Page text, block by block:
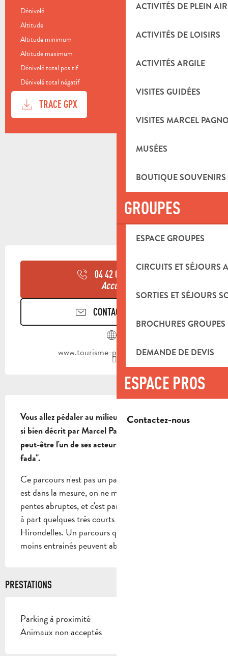
ACTIVITÉS DE PLEIN AIR
ACTIVITÉS DE LOISIRS
ACTIVITÉS ARGILE
VISITES GUIDÉES
VISITES MARCEL
MUSÉES
BOUTIQUE
GROUPES
ESPACE GROUPES
CIRCUITS ET SÉJOURS
SORTIES ET SÉJOURS
BROCHURES GROUPES
DEMANDE DE DEVIS
ESPACE PROS
Contactez-nous
Dénivelé 832 m
Altitude
Altitude minimum 99 m
Altitude maximum
Dénivelé total positif 832 m
Dénivelé total négatif -832 m
DOCUMENTATION
TRACE GPX
OUVERTURE ET COORDONNÉES
04 42 03 49
Accueil
CONTACTEZ-NOUS
www.tourisme-paysdaubagne.fr
Vous allez pédaler au milieu des collines de ce massif
si bien décrit par Marcel Pagnol, alors vous entendrez
peut-être l'un de ses acteurs fétiches vous dire "il est
fada".
Ce parcours n'est pas un parcours de "fada", tout ici
est dans la mesure, on ne monte jamais sur des
pentes abruptes, et c'est pareil pour la descente, mis
à part quelques très courts passages après le col des
Hirondelles. Un parcours que beaucoup de cyclistes
moins entrainés peuvent aborder.
PRESTATIONS
Parking à proximité
Animaux non acceptés